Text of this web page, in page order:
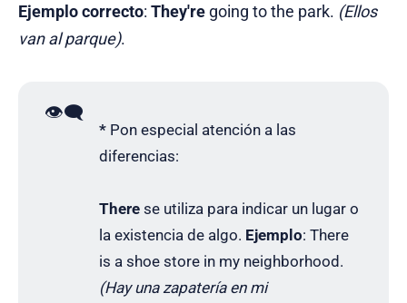
Ejemplo correcto: They're going to the park. (Ellos
van al parque).
👁️‍🗨️
* Pon especial atención a las
diferencias:
There se utiliza para indicar un lugar o
la existencia de algo. Ejemplo: There
is a shoe store in my neighborhood.
(Hay una zapatería en mi